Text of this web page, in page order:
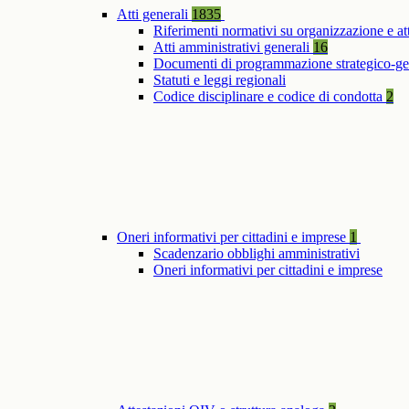
Atti generali 1835
Riferimenti normativi su organizzazione e
Atti amministrativi generali 16
Documenti di programmazione strategico-
Statuti e leggi regionali
Codice disciplinare e codice di condotta 2
Oneri informativi per cittadini e imprese 1
Scadenzario obblighi amministrativi
Oneri informativi per cittadini e imprese